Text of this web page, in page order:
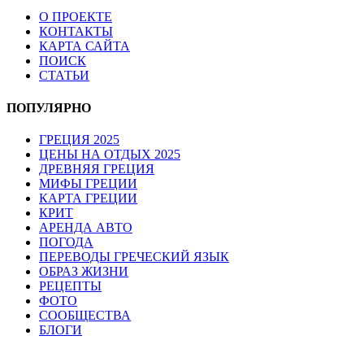
О ПРОЕКТЕ
КОНТАКТЫ
КАРТА САЙТА
ПОИСК
СТАТЬИ
ПОПУЛЯРНО
ГРЕЦИЯ 2025
ЦЕНЫ НА ОТДЫХ 2025
ДРЕВНЯЯ ГРЕЦИЯ
МИФЫ ГРЕЦИИ
КАРТА ГРЕЦИИ
КРИТ
АРЕНДА АВТО
ПОГОДА
ПЕРЕВОДЫ ГРЕЧЕСКИЙ ЯЗЫК
ОБРАЗ ЖИЗНИ
РЕЦЕПТЫ
ФОТО
СООБЩЕСТВА
БЛОГИ